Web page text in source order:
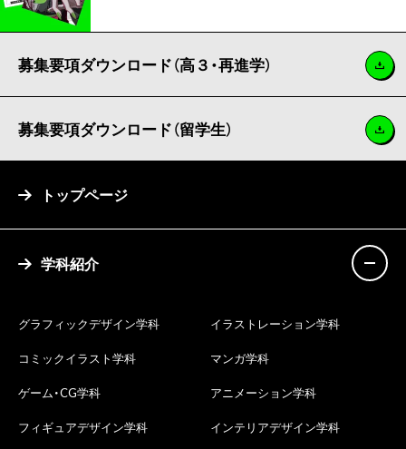
募集要項ダウンロード（高３・再進学）
募集要項ダウンロード（留学生）
トップページ
学科紹介
グラフィックデザイン学科
イラストレーション学科
コミックイラスト学科
マンガ学科
ゲーム・CG学科
アニメーション学科
フィギュアデザイン学科
インテリアデザイン学科